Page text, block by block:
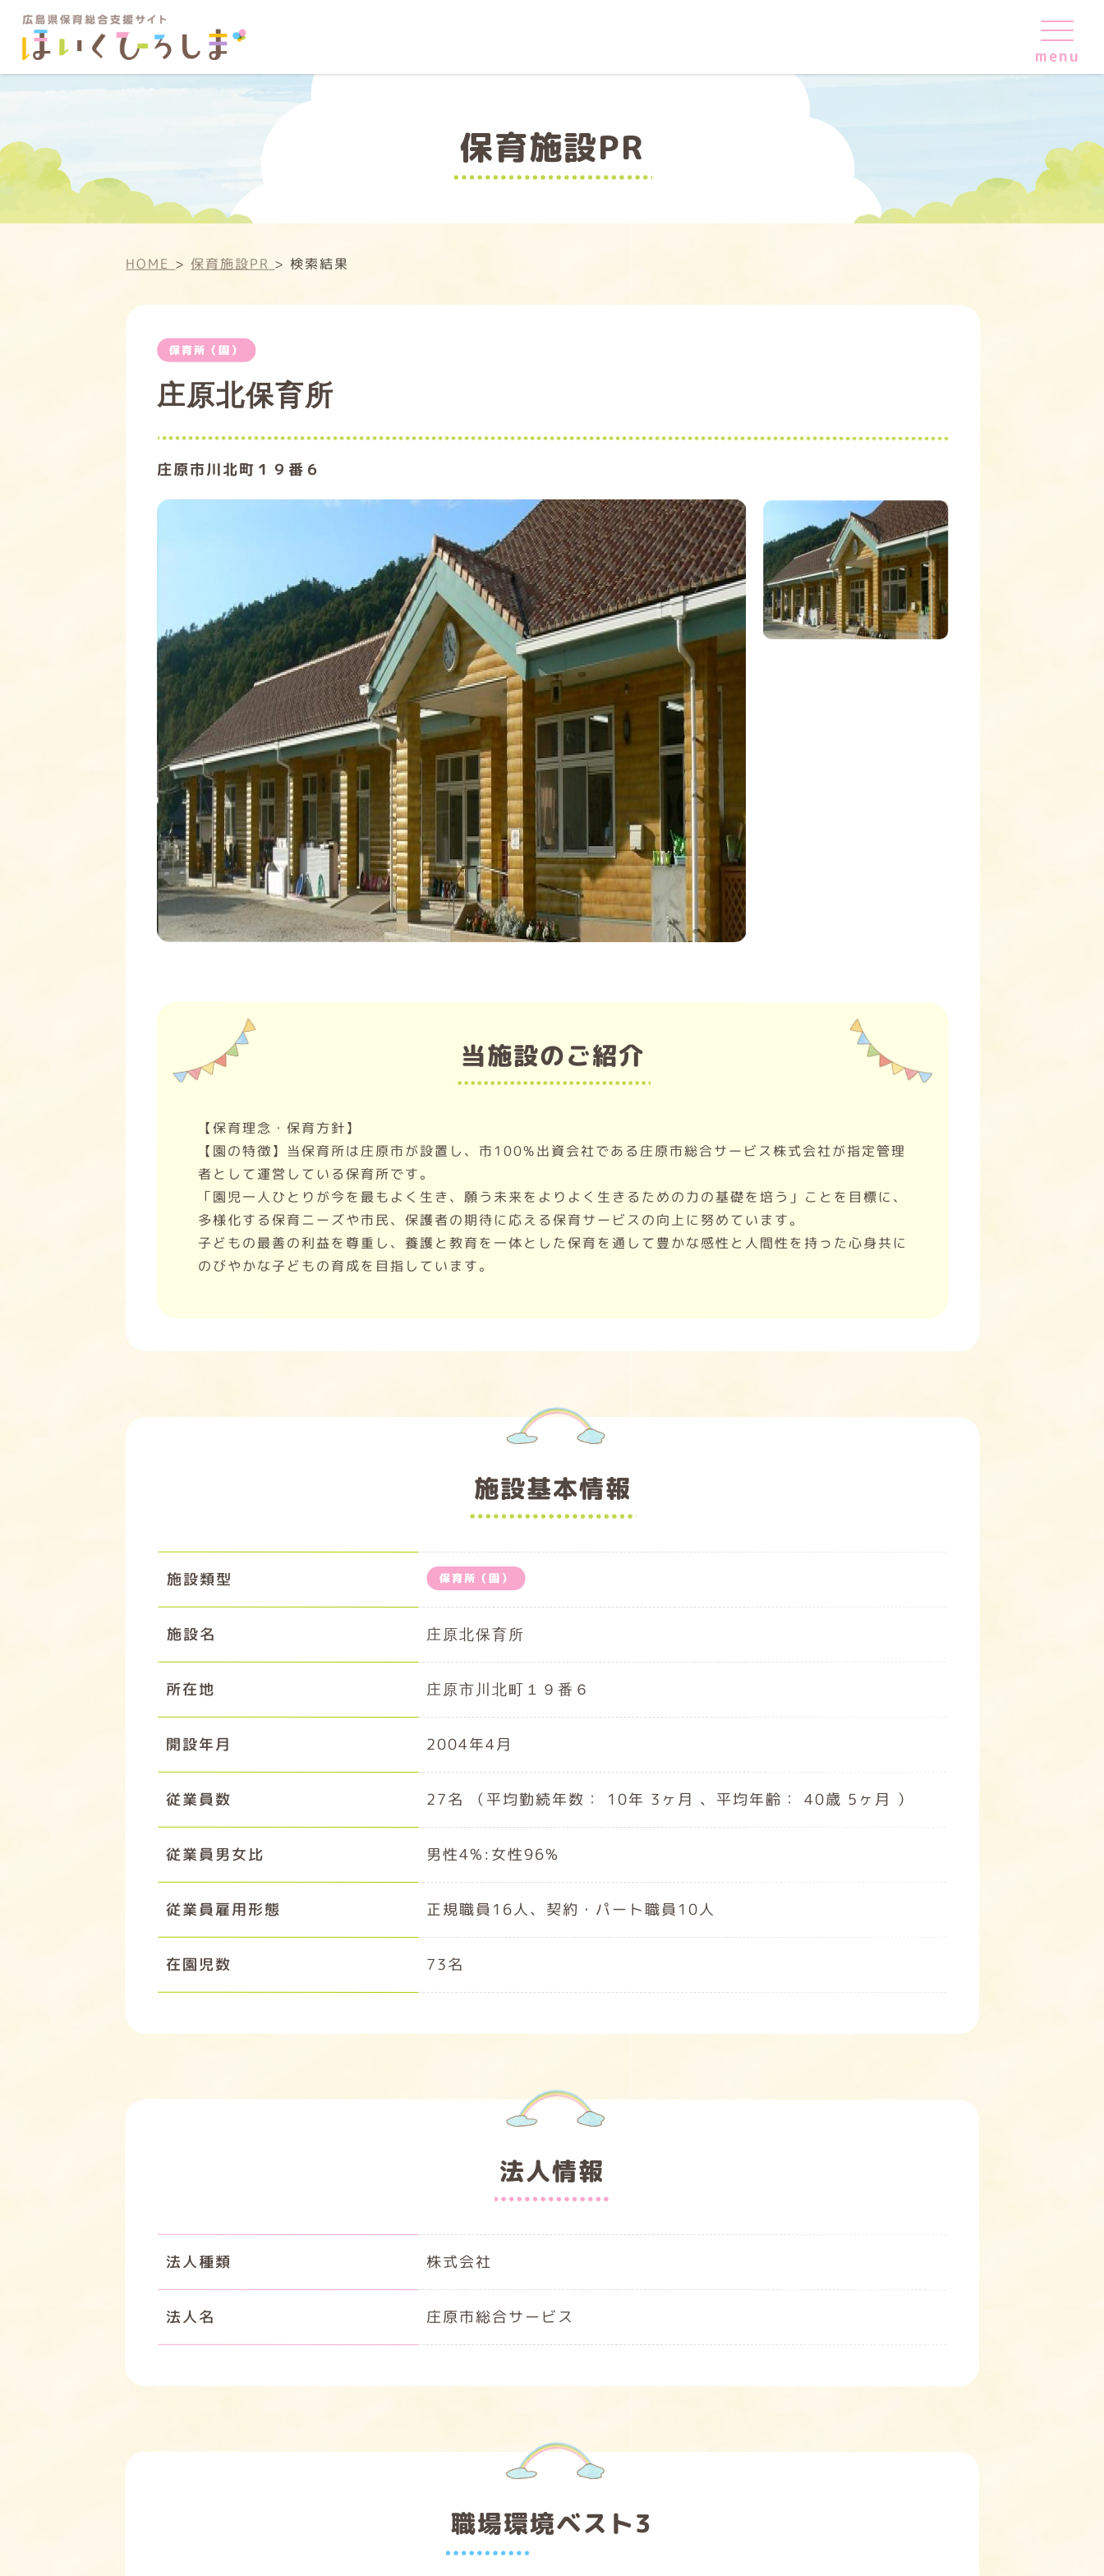
保育施設PR
HOME >保育施設PR > 検索結果
保育所（園）
庄原北保育所
庄原市川北町１９番６
当施設のご紹介
【保育理念・保育方針】
【園の特徴】当保育所は庄原市が設置し、市100%出資会社である庄原市総合サービス株式会社が指定管理
者として運営している保育所です。
「園児一人ひとりが今を最もよく生き、願う未来をよりよく生きるための力の基礎を培う」ことを目標に、
多様化する保育ニーズや市民、保護者の期待に応える保育サービスの向上に努めています。
子どもの最善の利益を尊重し、養護と教育を一体とした保育を通して豊かな感性と人間性を持った心身共に
のびやかな子どもの育成を目指しています。
施設基本情報
施設類型 保育所（園）
施設名 庄原北保育所
所在地 庄原市川北町１９番６
開設年月 2004年4月
従業員数 27名 （平均勤続年数： 10年 3ヶ月 、平均年齢： 40歳 5ヶ月 ）
従業員男女比 男性4%:女性96%
従業員雇用形態 正規職員16人、契約・パート職員10人
在園児数 73名
法人情報
法人種類 株式会社
法人名 庄原市総合サービス
職場環境ベスト3